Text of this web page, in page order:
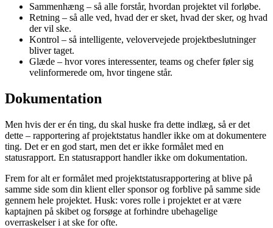
Sammenhæng – så alle forstår, hvordan projektet vil forløbe.
Retning – så alle ved, hvad der er sket, hvad der sker, og hvad
der vil ske.
Kontrol – så intelligente, velovervejede projektbeslutninger
bliver taget.
Glæde – hvor vores interessenter, teams og chefer føler sig
velinformerede om, hvor tingene står.
Dokumentation
Men hvis der er én ting, du skal huske fra dette indlæg, så er det
dette – rapportering af projektstatus handler ikke om at dokumentere
ting. Det er en god start, men det er ikke formålet med en
statusrapport. En statusrapport handler ikke om dokumentation.
Frem for alt er formålet med projektstatusrapportering at blive på
samme side som din klient eller sponsor og forblive på samme side
gennem hele projektet. Husk: vores rolle i projektet er at være
kaptajnen på skibet og forsøge at forhindre ubehagelige
overraskelser i at ske for ofte.